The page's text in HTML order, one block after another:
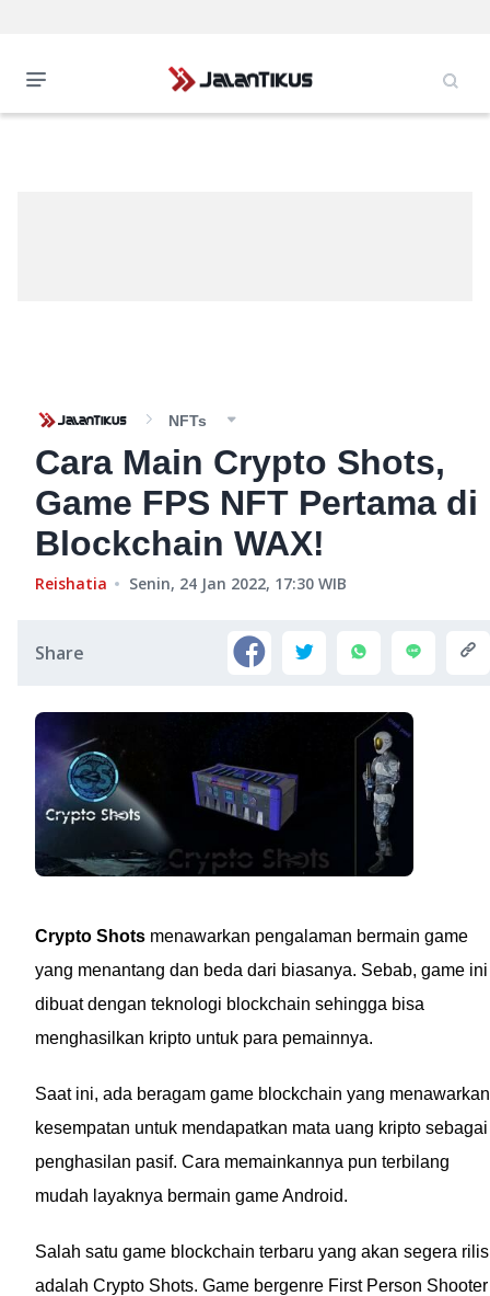
NFTs
Cara Main Crypto Shots,
Game FPS NFT Pertama di
Blockchain WAX!
Reishatia Senin, 24 Jan 2022, 17:30 WIB
Share
Crypto Shots menawarkan pengalaman bermain game
yang menantang dan beda dari biasanya. Sebab, game ini
dibuat dengan teknologi blockchain sehingga bisa
menghasilkan kripto untuk para pemainnya.
Saat ini, ada beragam game blockchain yang menawarkan
kesempatan untuk mendapatkan mata uang kripto sebagai
penghasilan pasif. Cara memainkannya pun terbilang
mudah layaknya bermain game Android.
Salah satu game blockchain terbaru yang akan segera rilis
adalah Crypto Shots. Game bergenre First Person Shooter